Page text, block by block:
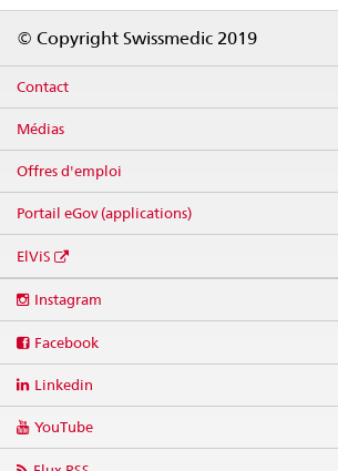
© Copyright Swissmedic 2019
Contact
Médias
Offres d'emploi
Portail eGov (applications)
ElViS
media
Instagram
Facebook
Linkedin
YouTube